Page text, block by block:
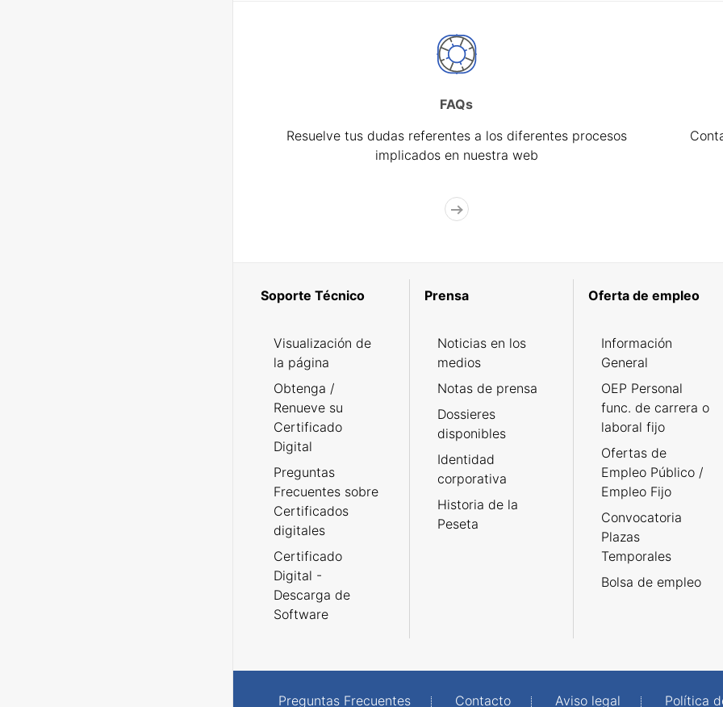
FAQs
Resuelve tus dudas referentes a los diferentes procesos
implicados en nuestra web
Soporte Técnico
Visualización de
la página
Obtenga /
Renueve su
Certificado
Digital
Preguntas
Frecuentes sobre
Certificados
digitales
Certificado
Digital -
Descarga de
Software
Prensa
Noticias en los
medios
Notas de prensa
Dossieres
disponibles
Identidad
corporativa
Historia de la
Peseta
Oferta de empleo
Información
General
OEP Personal
func. de carrera o
laboral fijo
Ofertas de
Empleo Público /
Empleo Fijo
Convocatoria
Plazas
Temporales
Bolsa de empleo
Preguntas Frecuentes Contacto Aviso legal Política